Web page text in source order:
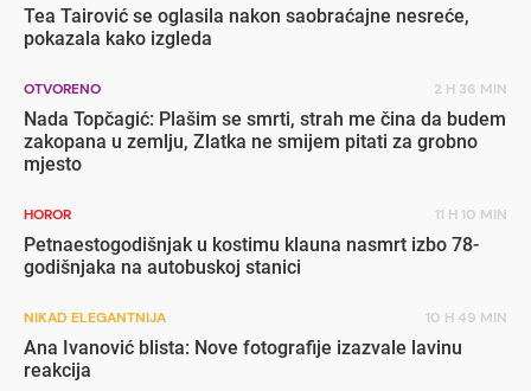
Tea Tairović se oglasila nakon saobraćajne nesreće,
pokazala kako izgleda
OTVORENO 2 H 36 MIN
Nada Topčagić: Plašim se smrti, strah me čina da budem
zakopana u zemlju, Zlatka ne smijem pitati za grobno
mjesto
HOROR 11 H 10 MIN
Petnaestogodišnjak u kostimu klauna nasmrt izbo 78-
godišnjaka na autobuskoj stanici
NIKAD ELEGANTNIJA 10 H 49 MIN
Ana Ivanović blista: Nove fotografije izazvale lavinu
reakcija